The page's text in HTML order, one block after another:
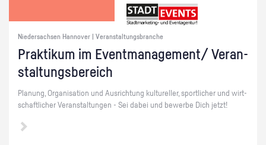
Niedersachsen Hannover | Veranstaltungsbranche
Prak­ti­kum im Event­ma­nage­ment/ Ver­an­
stal­tungs­be­reich
Pla­nung, Or­ga­ni­sa­ti­on und Aus­rich­tung kul­tu­rel­ler, sport­li­cher und wirt­
schaft­li­cher Ver­an­stal­tun­gen - Sei dabei und be­wer­be Dich jetzt!